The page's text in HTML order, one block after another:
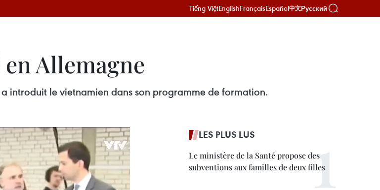
Tiếng ViệtEnglishFrançaisEspañol中文Русский
Allemagne
introduit le vietnamien dans son programme de formation.
LES PLUS LUS
Le ministère de la Santé propose des
subventions aux familles de deux filles